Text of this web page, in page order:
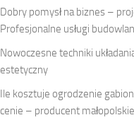
Dobry pomysł na biznes –
Profesjonalne usługi
Nowoczesne techniki
estetyczny
Ile kosztuje ogrodzenie
cenie – producent małopolskie